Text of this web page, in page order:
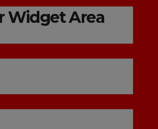
Widget Area